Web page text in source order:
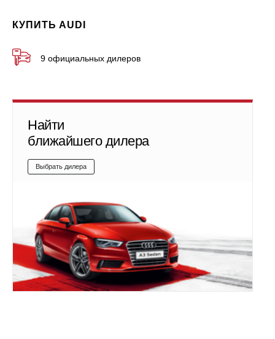
КУПИТЬ AUDI
9 официальных дилеров
Найти
ближайшего дилера
Выбрать дилера